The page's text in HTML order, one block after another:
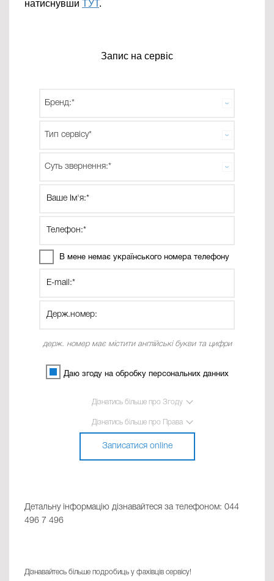
натиснувши ТУТ.
Запис на сервіс
В мене немає українського номера телефону
держ. номер має містити англійські букви та цифри
Даю згоду на обробку персональних данних
Дізнатись більше про Згоду
Дізнатись більше про Права
Записатися online
Детальну інформацію дізнавайтеся за телефоном: 044
496 7 496
Дізнавайтесь більше подробиць у фахівців сервісу!